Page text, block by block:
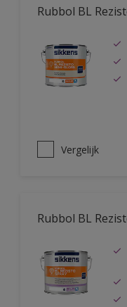
Rubbol BL
Vergelijk
Rubbol BL